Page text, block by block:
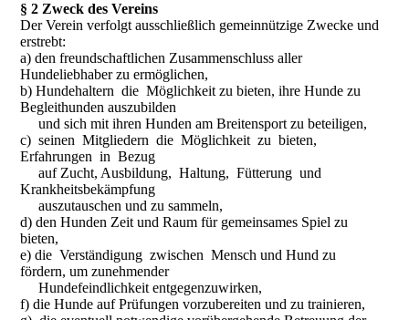
§ 2 Zweck des Vereins
Der Verein verfolgt ausschließlich gemeinnützige Zwecke und
erstrebt:
a) den freundschaftlichen Zusammenschluss aller
Hundeliebhaber zu ermöglichen,
b) Hundehaltern die Möglichkeit zu bieten, ihre Hunde zu
Begleithunden auszubilden
und sich mit ihren Hunden am Breitensport zu beteiligen,
c) seinen Mitgliedern die Möglichkeit zu bieten,
Erfahrungen in Bezug
auf Zucht, Ausbildung, Haltung, Fütterung und
Krankheitsbekämpfung
auszutauschen und zu sammeln,
d) den Hunden Zeit und Raum für gemeinsames Spiel zu
bieten,
e) die Verständigung zwischen Mensch und Hund zu
fördern, um zunehmender
Hundefeindlichkeit entgegenzuwirken,
f) die Hunde auf Prüfungen vorzubereiten und zu trainieren,